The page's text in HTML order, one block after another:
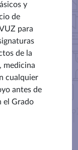
y
de
para
de la
medicina
cualquier
antes de
el Grado